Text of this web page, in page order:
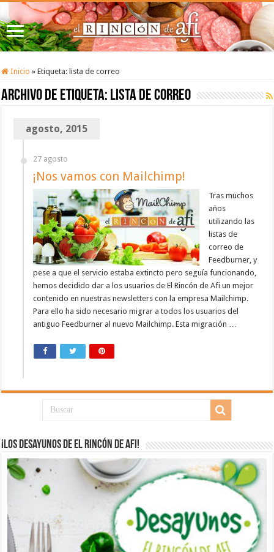
Inicio » Etiqueta: lista de correo
Archivo de etiqueta: lista de correo
agosto, 2015
27 agosto
¡Nos vamos con Mailchimp!
Tras muchos
años
utilizando las
listas de
correo de
Feedburner, y
pese a que el servicio estaba extincto pero seguía funcionando,
hemos decidido dar a los usuarios de El Rincón de Afi un mejor
contenido en nuestras newsletters con la empresa Mailchimp.
Para ello ha sido necesario migrar a todos los usuarios del
antiguo Feedburner al nuevo Mailchimp. Esta migración …
¡Los desayunos de El Rincón de Afi!